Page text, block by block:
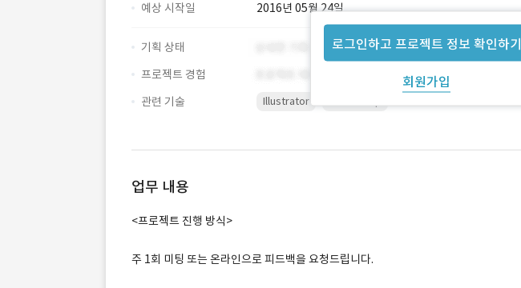
로그인하고 프로젝트 정보 확인하기
회원가입
예상 시작일 2016년 05월 24일
기획 상태
프로젝트 경험
관련 기술
Illustrator
업무 내용
<프로젝트 진행 방식>
주 1회 미팅 또는 온라인으로 피드백을 요청드립니다.